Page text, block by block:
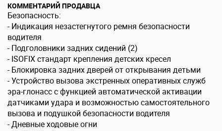
КОММЕНТАРИЙ ПРОДАВЦА
Безопасность:
- Индикация незастегнутого ремня безопасности
водителя
- Подголовники задних сидений (2)
- ISOFIX стандарт крепления детских кресел
- Блокировка задних дверей от открывания детьми
- Устройство вызова экстренных оперативных служб
эра-глонасс с функцией автоматической активации
датчиками удара и возможностью самостоятельного
вызова и подушкой безопасности водителя
- Дневные ходовые огни